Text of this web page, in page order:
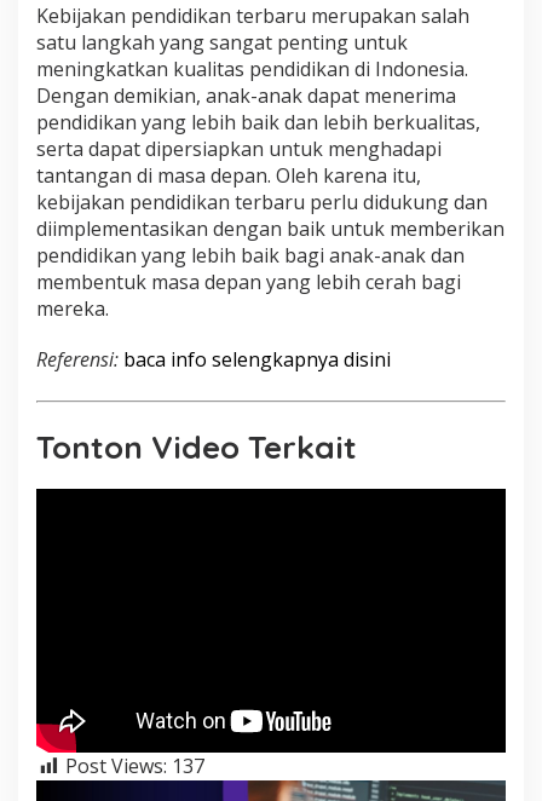
Kebijakan pendidikan terbaru merupakan salah
satu langkah yang sangat penting untuk
meningkatkan kualitas pendidikan di Indonesia.
Dengan demikian, anak-anak dapat menerima
pendidikan yang lebih baik dan lebih berkualitas,
serta dapat dipersiapkan untuk menghadapi
tantangan di masa depan. Oleh karena itu,
kebijakan pendidikan terbaru perlu didukung dan
diimplementasikan dengan baik untuk memberikan
pendidikan yang lebih baik bagi anak-anak dan
membentuk masa depan yang lebih cerah bagi
mereka.
Referensi: baca info selengkapnya disini
Tonton Video Terkait
Post Views: 137